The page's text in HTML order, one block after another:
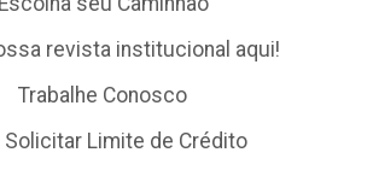
revista institucional aqui!
Trabalhe Conosco
Solicitar Limite de Crédito